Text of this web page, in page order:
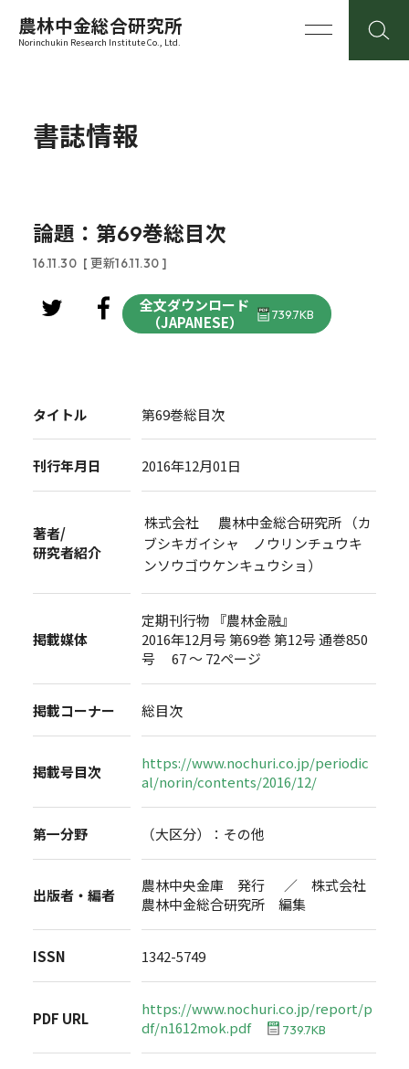
農林中金総合研究所
Norinchukin Research Institute Co., Ltd.
書誌情報
論題：第69巻総目次
16.11.30 [ 更新16.11.30 ]
全文ダウンロード
（JAPANESE）
739.7KB
タイトル 第69巻総目次
刊行年月日 2016年12月01日
著者/
研究者紹介
株式会社 農林中金総合研究所 （カ
ブシキガイシャ ノウリンチュウキ
ンソウゴウケンキュウショ）
掲載媒体
定期刊行物 『農林金融』
2016年12月号 第69巻 第12号 通巻850
号 67 ～ 72ページ
掲載コーナー 総目次
掲載号目次
https://www.nochuri.co.jp/periodic
al/norin/contents/2016/12/
第一分野 （大区分）：その他
出版者・編者
農林中央金庫 発行 ／ 株式会社
農林中金総合研究所 編集
ISSN 1342-5749
PDF URL
https://www.nochuri.co.jp/report/p
df/n1612mok.pdf
739.7KB